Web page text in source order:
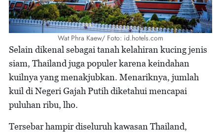
Wat Phra Kaew/ Foto: id.hotels.com
Selain dikenal sebagai tanah kelahiran kucing jenis
siam, Thailand juga populer karena keindahan
kuilnya yang menakjubkan. Menariknya, jumlah
kuil di Negeri Gajah Putih diketahui mencapai
puluhan ribu, lho.
Tersebar hampir diseluruh kawasan Thailand,